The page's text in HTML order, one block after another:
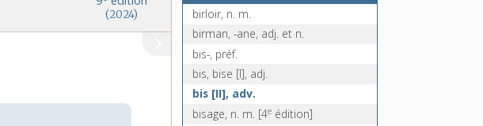
(2024)
birloir, n. m.
birman, -ane, adj. et n.
bis-, préf.
bis, bise [I], adj.
bis [II], adv.
bisage, n. m. [4e édition]